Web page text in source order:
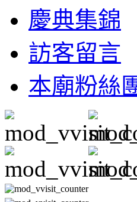
慶典集錦
訪客留言
本廟粉絲